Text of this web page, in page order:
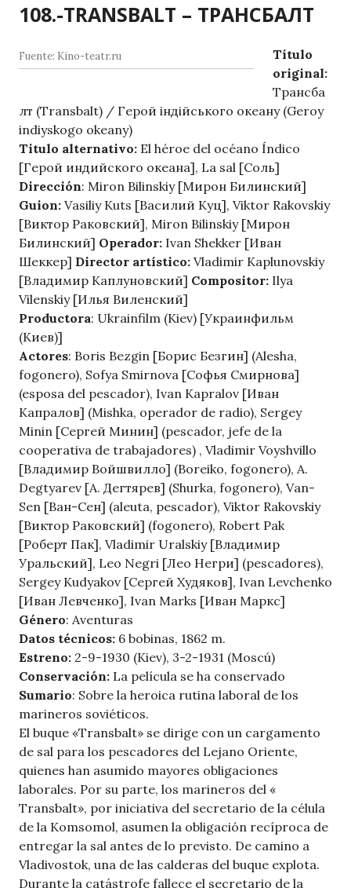
108.-TRANSBALT – ТРАНСБАЛТ
Fuente: Kino-teatr.ru
Título
original:
Трансба
лт (Transbalt) / Герой індійського океану (Geroy
indiyskogo okeany)
Titulo alternativo: El héroe del océano Índico
[Герой индийского океана], La sal [Соль]
Dirección: Miron Bilinskiy [Мирон Билинский]
Guion: Vasiliy Kuts [Василий Куц], Viktor Rakovskiy
[Виктор Раковский], Miron Bilinskiy [Мирон
Билинский] Operador: Ivan Shekker [Иван
Шеккер] Director artístico: Vladimir Kaplunovskiy
[Владимир Каплуновский] Compositor: Ilya
Vilenskiy [Илья Виленский]
Productora: Ukrainfilm (Kiev) [Украинфильм
(Киев)]
Actores: Boris Bezgin [Борис Безгин] (Alesha,
fogonero), Sofya Smirnova [Софья Смирнова]
(esposa del pescador), Ivan Kapralov [Иван
Капралов] (Mishka, operador de radio), Sergey
Minin [Сергей Минин] (pescador, jefe de la
cooperativa de trabajadores) , Vladimir Voyshvillo
[Владимир Войшвилло] (Boreiko, fogonero), A.
Degtyarev [А. Дегтярев] (Shurka, fogonero), Van-
Sen [Ван-Сен] (aleuta, pescador), Viktor Rakovskiy
[Виктор Раковский] (fogonero), Robert Pak
[Роберт Пак], Vladimir Uralskiy [Владимир
Уральский], Leo Negri [Лео Негри] (pescadores),
Sergey Kudyakov [Сергей Худяков], Ivan Levchenko
[Иван Левченко], Ivan Marks [Иван Маркс]
Género: Aventuras
Datos técnicos: 6 bobinas, 1862 m.
Estreno: 2-9-1930 (Kiev), 3-2-1931 (Moscú)
Conservación: La película se ha conservado
Sumario: Sobre la heroica rutina laboral de los
marineros soviéticos.
El buque «Transbalt» se dirige con un cargamento
de sal para los pescadores del Lejano Oriente,
quienes han asumido mayores obligaciones
laborales. Por su parte, los marineros del «
Transbalt», por iniciativa del secretario de la célula
de la Komsomol, asumen la obligación recíproca de
entregar la sal antes de lo previsto. De camino a
Vladivostok, una de las calderas del buque explota.
Durante la catástrofe fallece el secretario de la